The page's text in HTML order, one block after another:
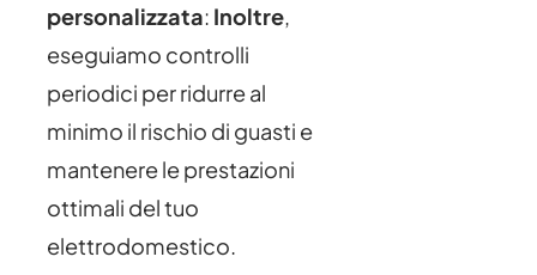
personalizzata: Inoltre,
eseguiamo controlli
periodici per ridurre al
minimo il rischio di guasti e
mantenere le prestazioni
ottimali del tuo
elettrodomestico.